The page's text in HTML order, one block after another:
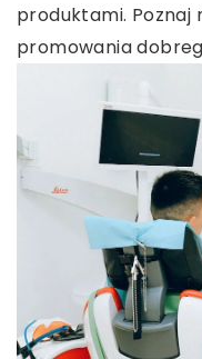
produktami.
promowania